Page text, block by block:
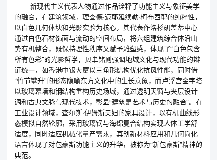
新现代主义代表人物通过作品诠释了功能主义与象征美学
的融合，在建筑领域，理查德·迈耶延续勒·柯布西耶的纯粹性，
以白色几何体块和光影实验为核心，其代表作洛杉矶盖蒂中心
通过白色石材饰面与流动的空间布局，将六组建筑综合体沿山
势有机整合，既保持理性秩序又赋予雕塑感，体现了“白色包含
所有色彩”的光影哲学；贝聿铭则强调地域文化与现代功能的辩
证统一，如香港中银大厦以三角形结构优化抗风性能，同时借
“竹节攀升”的形态隐喻东方文化中的生长意象，而卢浮宫金字塔
以玻璃幕墙和钢结构重构历史场域，通过透明天窗与夹层设计
调和古典文脉与现代技术，彰显“建筑是艺术与历史的融合”。在
工业设计领域，查尔斯·伊姆斯夫妇的家具设计，以有机曲线形
态模拟自然轮廓，采用玻璃钢与海绵复合结构实现人体工学舒
适度，同时适应机械化量产需求，其创新材料应用和几何简化
语言体现了对包豪斯功能主义的升华，被称为“新包豪斯”精神的
典范。